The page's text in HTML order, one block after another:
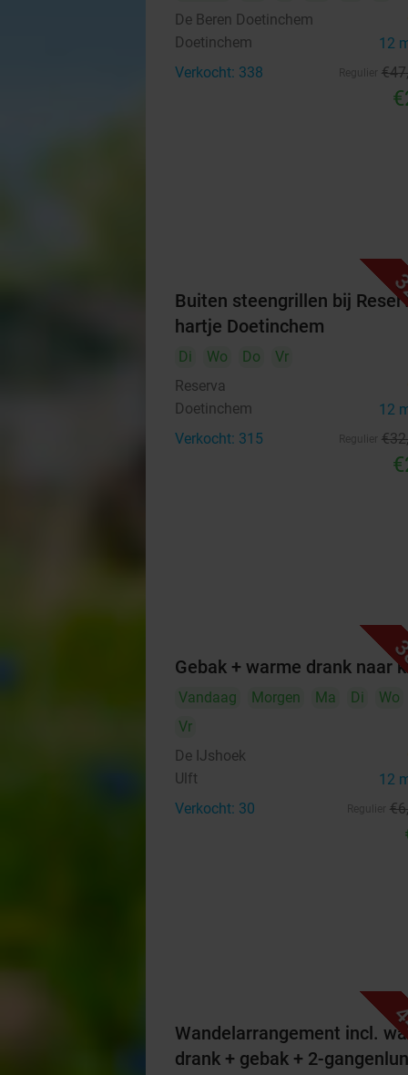
De Beren Doetinchem
Doetinchem 12
Verkocht: 338 €47
Buiten steengrillen bij
hartje Doetinchem
Di Wo Do
Vr
Reserva
Doetinchem 12
Verkocht: 315 €32
Gebak + warme drank naar
Vandaag Morgen Ma Di Wo
Vr
De IJshoek
Ulft 12
Verkocht: 30 €6
Wandelarrangement incl.
drank + gebak + 2-